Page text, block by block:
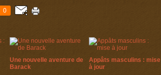
0
Une nouvelle aventure de
Barack
Appâts masculins : mise
à jour